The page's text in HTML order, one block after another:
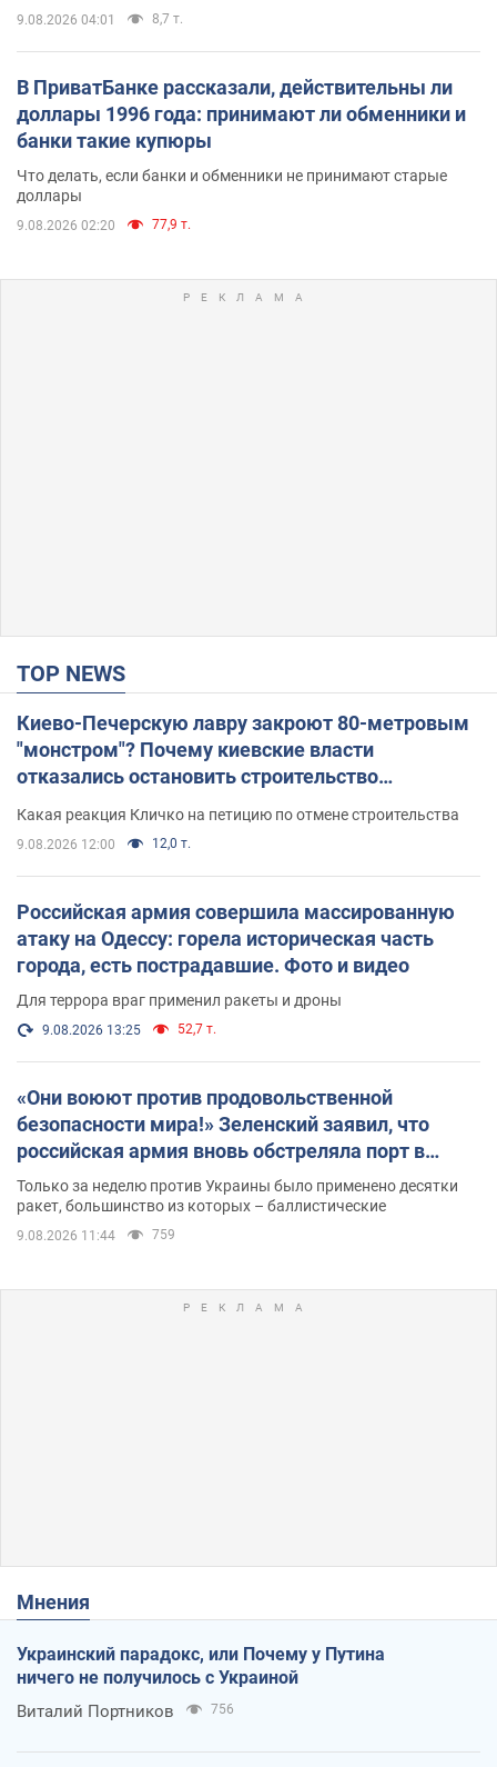
9.08.2026 04:01 8,7 т.
В ПриватБанке рассказали, действительны ли
доллары 1996 года: принимают ли обменники и
банки такие купюры
Что делать, если банки и обменники не принимают старые
доллары
9.08.2026 02:20 77,9 т.
TOP NEWS
Киево-Печерскую лавру закроют 80-метровым
"монстром"? Почему киевские власти
отказались остановить строительство
Какая реакция Кличко на петицию по отмене строительства
9.08.2026 12:00 12,0 т.
Российская армия совершила массированную
атаку на Одессу: горела историческая часть
города, есть пострадавшие. Фото и видео
Для террора враг применил ракеты и дроны
9.08.2026 13:25 52,7 т.
«Они воюют против продовольственной
безопасности мира!» Зеленский заявил, что
российская армия вновь обстреляла порт в
Одессе
Только за неделю против Украины было применено десятки
ракет, большинство из которых – баллистические
9.08.2026 11:44 759
Мнения
Украинский парадокс, или Почему у Путина
ничего не получилось с Украиной
Виталий Портников 756